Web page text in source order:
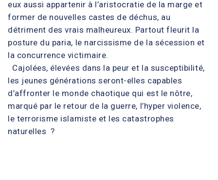
eux aussi appartenir à l’aristocratie de la marge et
former de nouvelles castes de déchus, au
détriment des vrais malheureux. Partout fleurit la
posture du paria, le narcissisme de la sécession et
la concurrence victimaire.
Cajolées, élevées dans la peur et la susceptibilité,
les jeunes générations seront-elles capables
d’affronter le monde chaotique qui est le nôtre,
marqué par le retour de la guerre, l’hyper violence,
le terrorisme islamiste et les catastrophes
naturelles ?